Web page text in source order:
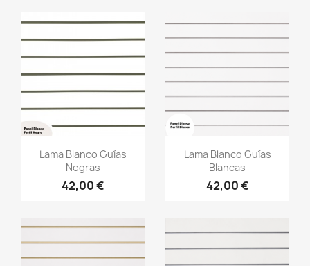
Vista rápida
Lama Blanco Guías
Negras
42,00 €
Vista rápida
Lama Blanco Guías
Blancas
42,00 €